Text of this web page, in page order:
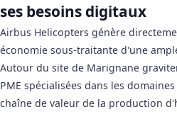
ses besoins digitaux
Airbus Helicopters génère
économie sous-traitante d'une
Autour du site de Marignane
PME spécialisées dans les
chaîne de valeur de la production